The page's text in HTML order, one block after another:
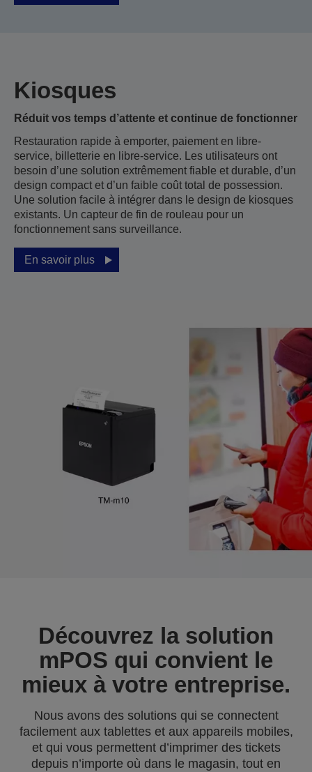
Kiosques
Réduit vos temps d’attente et continue de fonctionner
Restauration rapide à emporter, paiement en libre-
service, billetterie en libre-service. Les utilisateurs ont
besoin d’une solution extrêmement fiable et durable, d’un
design compact et d’un faible coût total de possession.
Une solution facile à intégrer dans le design de kiosques
existants. Un capteur de fin de rouleau pour un
fonctionnement sans surveillance.
En savoir plus
Découvrez la solution
mPOS qui convient le
mieux à votre entreprise.
Nous avons des solutions qui se connectent
facilement aux tablettes et aux appareils mobiles,
et qui vous permettent d’imprimer des tickets
depuis n’importe où dans le magasin, tout en